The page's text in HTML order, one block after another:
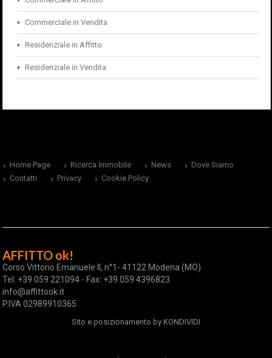
Commerciale in Vendita
Residenziale in Affitto
Residenziale in Vendita
Home Page Ricerca Immobile News
Dove Siamo
Contatti
Privacy Cookie Policy
AFFITTO ok!
Corso Vittorio Emanuele II, n°1- 41122 Modena (MO)
Tel: +39 059 221094 - Fax: +39 059 4396823
info@affittook.it
P.IVA 02989910365
Sito e posizionamento by KONDIVIDI